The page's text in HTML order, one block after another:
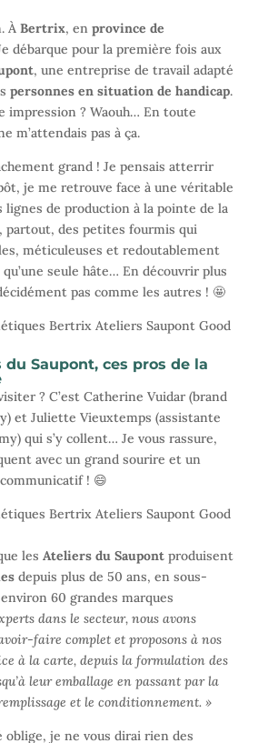
À Bertrix, en province de
débarque pour la première fois aux
, une entreprise de travail adapté
personnes en situation de handicap.
impression ? Waouh… En toute
m’attendais pas à ça.
grand ! Je pensais atterrir
je me retrouve face à une véritable
lignes de production à la pointe de la
partout, des petites fourmis qui
méticuleuses et redoutablement
seule hâte… En découvrir plus
pas comme les autres ! 🤩
du Saupont, ces pros de la
? C’est Catherine Vuidar (brand
et Juliette Vieuxtemps (assistante
qui s’y collent… Je vous rassure,
avec un grand sourire et un
! 😄
les Ateliers du Saupontproduisent
depuis plus de 50 ans, en sous-
60 grandes marques
dans le secteur, nous avons
faire complet et proposons à nos
à la carte, depuis la formulation des
leur emballage en passant par la
et le conditionnement. »
je ne vous dirai rien des